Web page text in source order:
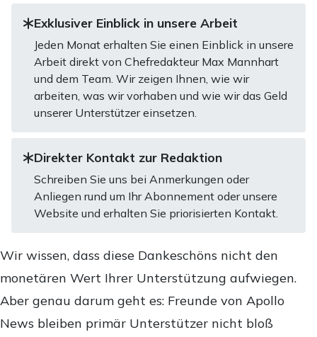
Exklusiver Einblick in unsere Arbeit
Jeden Monat erhalten Sie einen Einblick in unsere
Arbeit direkt von Chefredakteur Max Mannhart
und dem Team. Wir zeigen Ihnen, wie wir
arbeiten, was wir vorhaben und wie wir das Geld
unserer Unterstützer einsetzen.
Direkter Kontakt zur Redaktion
Schreiben Sie uns bei Anmerkungen oder
Anliegen rund um Ihr Abonnement oder unsere
Website und erhalten Sie priorisierten Kontakt.
Wir wissen, dass diese Dankeschöns nicht den
monetären Wert Ihrer Unterstützung aufwiegen.
Aber genau darum geht es: Freunde von Apollo
News bleiben primär Unterstützer nicht bloß